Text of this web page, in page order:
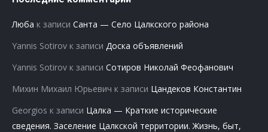
Люба к записи Санта — Село Цалкского района
Yannis Sotirov к записи Доска объявлений
Yannis Sotirov к записи Сотиров Николай Феофанович
Михин Михаил Юрьевич к записи Цандеков Константин
Georgios к записи Цалка — Краткие исторические
сведения. Заселение Цалкской территории. Жизнь, быт,